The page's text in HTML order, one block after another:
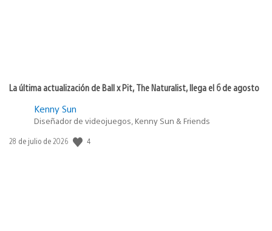
La última actualización de Ball x Pit, The Naturalist, llega el 6 de agosto
Kenny Sun
Diseñador de videojuegos, Kenny Sun & Friends
Fecha
28 de julio de 2026 4